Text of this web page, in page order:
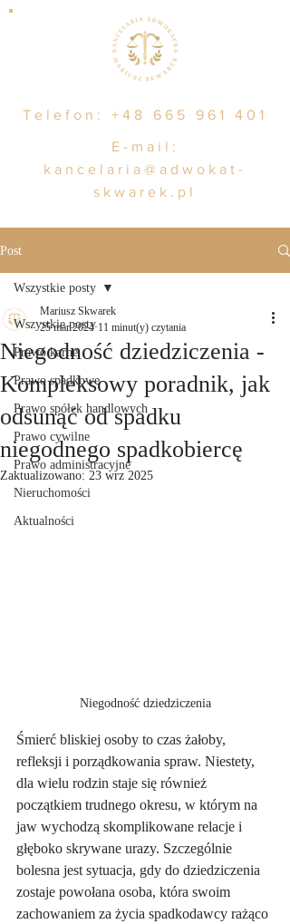
Telefon: +48 665 961 401
E-mail:
kancelaria@adwokat-
skwarek.pl
Post
Wszystkie posty
Prawo karne
Prawo spadkowe
Prawo spółek handlowych
Prawo cywilne
Prawo administracyjne
Nieruchomości
Aktualności
Wszystkie posty
Niegodność dziedziczenia -
Kompleksowy poradnik, jak
odsunąć od spadku
niegodnego spadkobiercę
Mariusz Skwarek
25 mar 2024 11 minut(y) czytania
Zaktualizowano: 23 wrz 2025
Niegodność dziedziczenia
Śmierć bliskiej osoby to czas żałoby,
refleksji i porządkowania spraw. Niestety,
dla wielu rodzin staje się również
początkiem trudnego okresu, w którym na
jaw wychodzą skomplikowane relacje i
głęboko skrywane urazy. Szczególnie
bolesna jest sytuacja, gdy do dziedziczenia
zostaje powołana osoba, która swoim
zachowaniem za życia spadkodawcy rażąco